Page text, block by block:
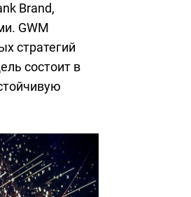
Brand,
GWM
стратегий
состоит в